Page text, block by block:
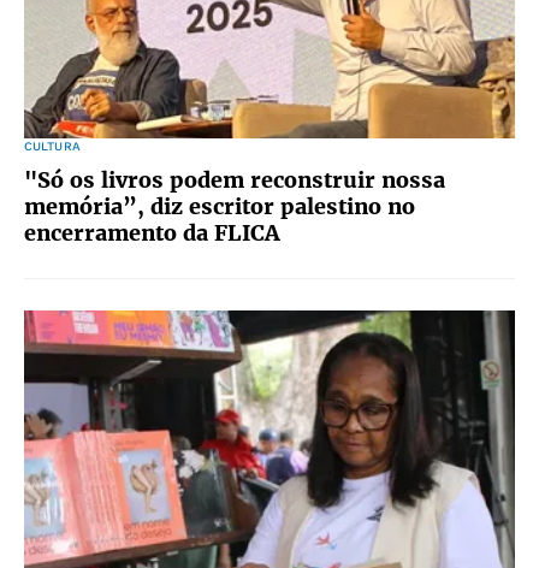
CULTURA
"Só os livros podem reconstruir nossa
memória”, diz escritor palestino no
encerramento da FLICA